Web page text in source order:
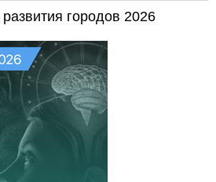
в исторических поселениях»
городов 2026